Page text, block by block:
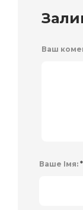
Ваш
Ваше Імя: *